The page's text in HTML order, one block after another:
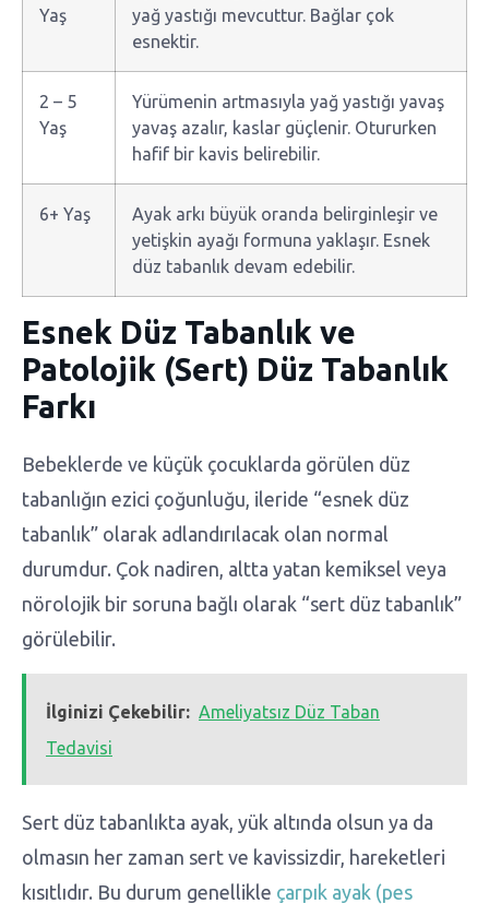
Yaş
yağ yastığı mevcuttur. Bağlar çok
esnektir.
2 – 5
Yaş
Yürümenin artmasıyla yağ yastığı yavaş
yavaş azalır, kaslar güçlenir. Otururken
hafif bir kavis belirebilir.
6+ Yaş
Ayak arkı büyük oranda belirginleşir ve
yetişkin ayağı formuna yaklaşır. Esnek
düz tabanlık devam edebilir.
Esnek Düz Tabanlık ve
Patolojik (Sert) Düz Tabanlık
Farkı
Bebeklerde ve küçük çocuklarda görülen düz
tabanlığın ezici çoğunluğu, ileride “esnek düz
tabanlık” olarak adlandırılacak olan normal
durumdur. Çok nadiren, altta yatan kemiksel veya
nörolojik bir soruna bağlı olarak “sert düz tabanlık”
görülebilir.
İlginizi Çekebilir: Ameliyatsız Düz Taban
Tedavisi
Sert düz tabanlıkta ayak, yük altında olsun ya da
olmasın her zaman sert ve kavissizdir, hareketleri
kısıtlıdır. Bu durum genellikle çarpık ayak (pes